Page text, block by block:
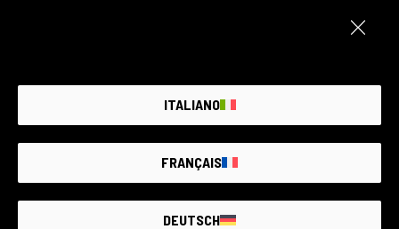
ITALIANO
FRANÇAIS
DEUTSCH